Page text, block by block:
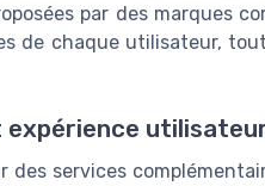
par des marques
de chaque utilisateur,
des services